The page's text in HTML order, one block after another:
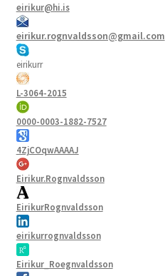
eirikur@hi.is
eirikur.rognvaldsson@gmail.com
eirikurr
L-3064-2015
0000-0003-1882-7527
4ZjCOqwAAAAJ
Eirikur.Rognvaldsson
EirikurRognvaldsson
eirikurrognvaldsson
Eirikur_Roegnvaldsson